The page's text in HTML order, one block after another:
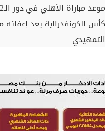
كأس الكونفدرالية بعد إعفائه
التمهيدي